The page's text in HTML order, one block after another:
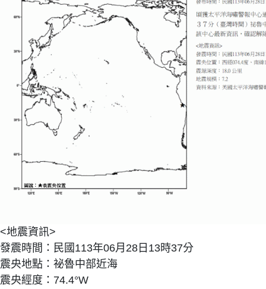
<地震資訊>
發震時間：民國113年06月28日13時37分
震央地點：祕魯中部近海
震央經度：74.4°W